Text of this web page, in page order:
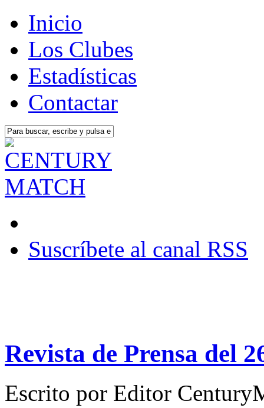
Inicio
Los Clubes
Estadísticas
Contactar
Suscríbete al canal RSS
Revista de Prensa del
Escrito por Editor